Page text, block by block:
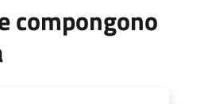
compongono